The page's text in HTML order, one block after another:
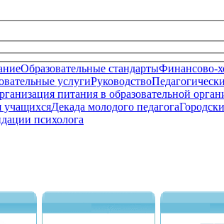
Образовательные стандартыФинансово-
услугиРуководство
питания в образовательной
учащихсяДекада молодого педагога
психолога